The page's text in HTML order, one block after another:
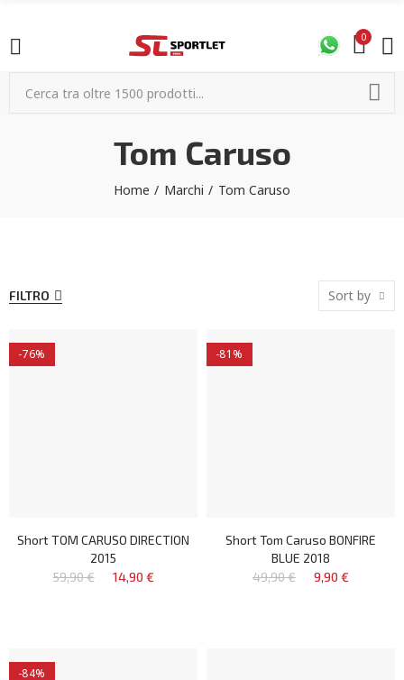
0
Tom Caruso
Home Marchi Tom Caruso
FILTRO Sort by
-76%
Short TOM CARUSO DIRECTION
2015
59,90 €
14,90 €
-81%
Short Tom Caruso BONFIRE
BLUE 2018
49,90 €
9,90 €
-84%